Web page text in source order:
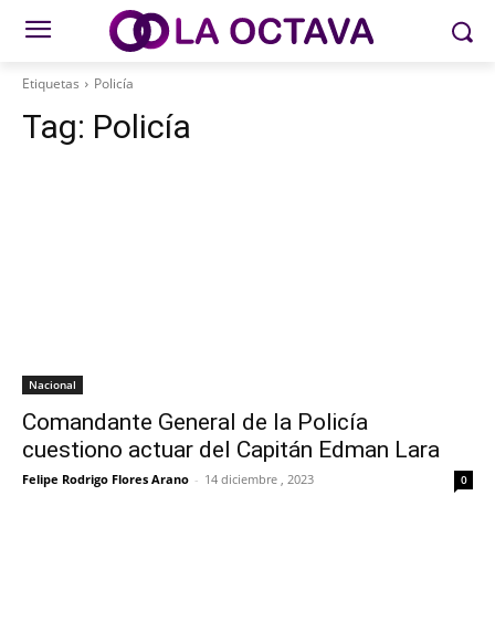
Etiquetas Policía
Tag: Policía
Nacional
Comandante General de la Policía
cuestiono actuar del Capitán Edman Lara
Felipe Rodrigo Flores Arano - 14 diciembre , 2023 0